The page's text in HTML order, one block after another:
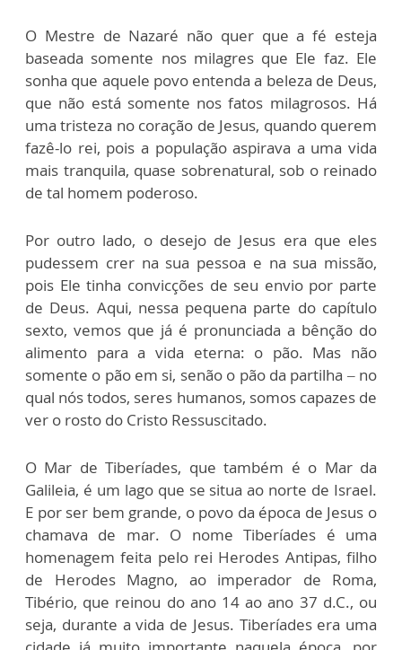
O Mestre de Nazaré não quer que a fé esteja
baseada somente nos milagres que Ele faz. Ele
sonha que aquele povo entenda a beleza de Deus,
que não está somente nos fatos milagrosos. Há
uma tristeza no coração de Jesus, quando querem
fazê-lo rei, pois a população aspirava a uma vida
mais tranquila, quase sobrenatural, sob o reinado
de tal homem poderoso.
Por outro lado, o desejo de Jesus era que eles
pudessem crer na sua pessoa e na sua missão,
pois Ele tinha convicções de seu envio por parte
de Deus. Aqui, nessa pequena parte do capítulo
sexto, vemos que já é pronunciada a bênção do
alimento para a vida eterna: o pão. Mas não
somente o pão em si, senão o pão da partilha – no
qual nós todos, seres humanos, somos capazes de
ver o rosto do Cristo Ressuscitado.
O Mar de Tiberíades, que também é o Mar da
Galileia, é um lago que se situa ao norte de Israel.
E por ser bem grande, o povo da época de Jesus o
chamava de mar. O nome Tiberíades é uma
homenagem feita pelo rei Herodes Antipas, filho
de Herodes Magno, ao imperador de Roma,
Tibério, que reinou do ano 14 ao ano 37 d.C., ou
seja, durante a vida de Jesus. Tiberíades era uma